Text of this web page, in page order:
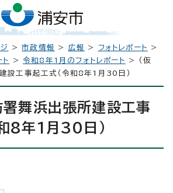
>市政情報 > 広報 > フォトレポート
>
> 令和8年1月のフォトレポート
> （仮
設工事起工式（令和8年1月30日）
署舞浜出張所建設工事
8年1月30日）